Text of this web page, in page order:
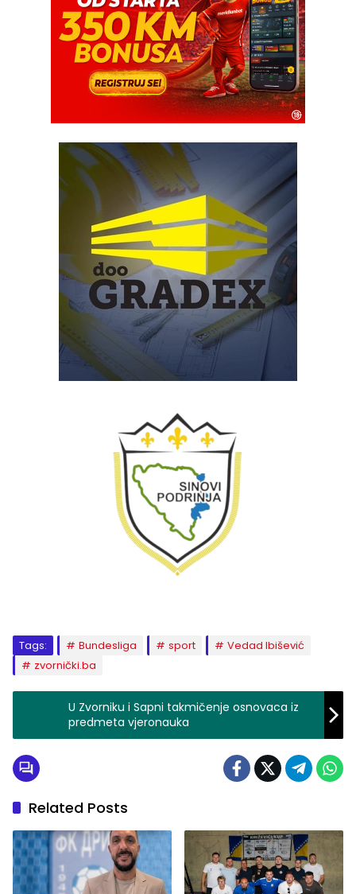
Tags: Bundesliga sport
Vedad Ibišević
zvornički.ba
U Zvorniku i Sapni takmičenje osnovaca iz
predmeta vjeronauka
Related Posts